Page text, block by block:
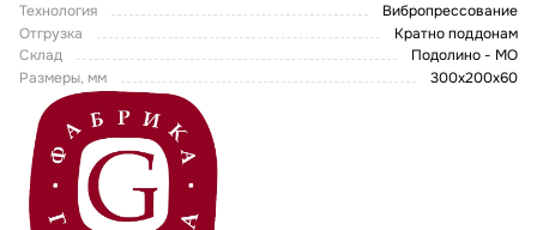
Технология
Вибропрессование
Отгрузка
Кратно поддонам
Склад
Подолино - МО
Размеры, мм
300х200х60